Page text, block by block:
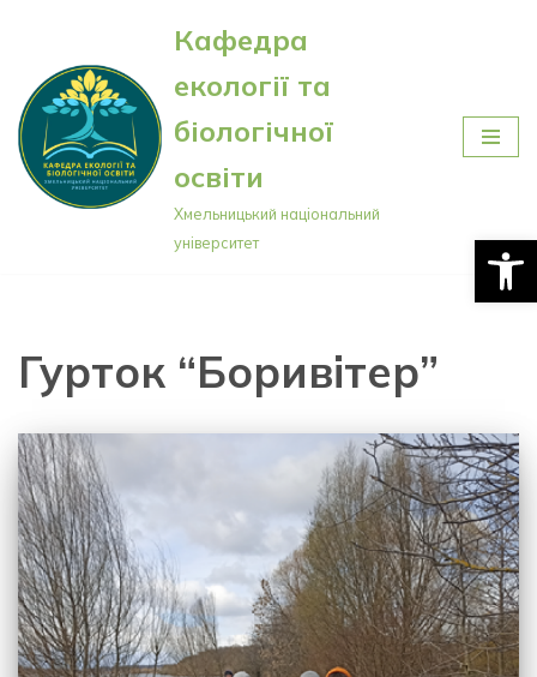
Перейти
до
вмісту
Кафедра
екології та
біологічної
освіти
Хмельницький національний
університет
Гурток “Боривітер”